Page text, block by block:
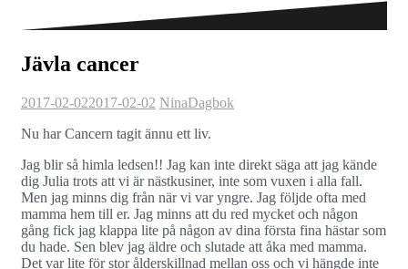
Jävla cancer
2017-02-022017-02-02 NinaDagbok
Nu har Cancern tagit ännu ett liv.
Jag blir så himla ledsen!! Jag kan inte direkt säga att jag kände
dig Julia trots att vi är nästkusiner, inte som vuxen i alla fall.
Men jag minns dig från när vi var yngre. Jag följde ofta med
mamma hem till er. Jag minns att du red mycket och någon
gång fick jag klappa lite på någon av dina första fina hästar som
du hade. Sen blev jag äldre och slutade att åka med mamma.
Det var lite för stor ålderskillnad mellan oss och vi hängde inte